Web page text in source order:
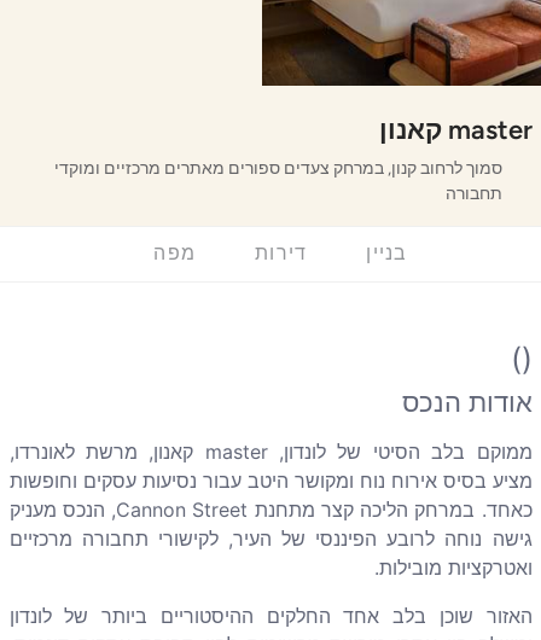
master קאנון
סמוך לרחוב קנון, במרחק צעדים ספורים מאתרים מרכזיים ומוקדי
תחבורה
בניין דירות מפה
()
אודות הנכס
ממוקם בלב הסיטי של לונדון, master קאנון, מרשת לאונרדו,
מציע בסיס אירוח נוח ומקושר היטב עבור נסיעות עסקים וחופשות
כאחד. במרחק הליכה קצר מתחנת Cannon Street, הנכס מעניק
גישה נוחה לרובע הפיננסי של העיר, לקישורי תחבורה מרכזיים
ואטרקציות מובילות.
האזור שוכן בלב אחד החלקים ההיסטוריים ביותר של לונדון